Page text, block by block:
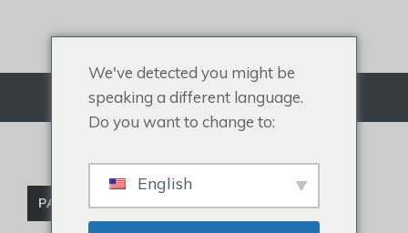
Menù
PARRUCCHINO DI CELEBRITÀ
We've detected you might be
speaking a different language.
Do you want to change to:
English